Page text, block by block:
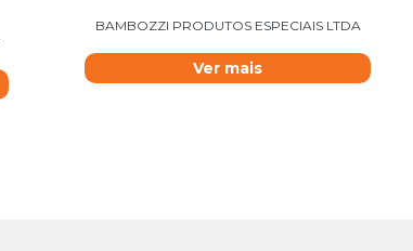
BAMBOZZI PRODUTOS ESPECIAIS LTDA
Ver mais